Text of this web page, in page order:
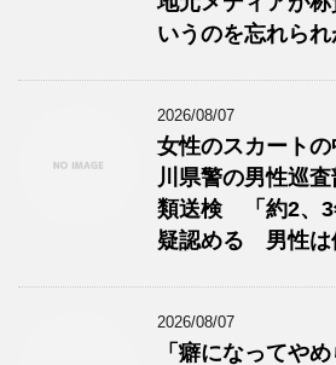
いうのを忘れられ
2026/08/07
女性のスカート
川県警の男性巡
類送検 「約2、3
疑認める 男性は
2026/08/07
「癖になってや